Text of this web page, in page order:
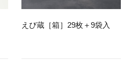
えび蔵［箱］29枚＋9袋入